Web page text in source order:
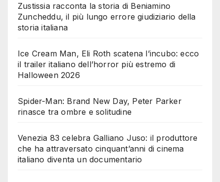
Zustissia racconta la storia di Beniamino
Zuncheddu, il più lungo errore giudiziario della
storia italiana
Ice Cream Man, Eli Roth scatena l’incubo: ecco
il trailer italiano dell’horror più estremo di
Halloween 2026
Spider-Man: Brand New Day, Peter Parker
rinasce tra ombre e solitudine
Venezia 83 celebra Galliano Juso: il produttore
che ha attraversato cinquant’anni di cinema
italiano diventa un documentario